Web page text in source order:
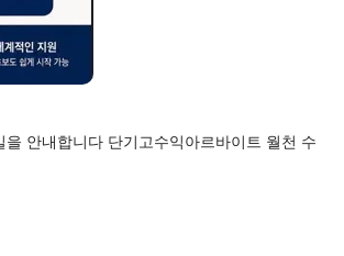
안내합니다 단기고수익아르바이트 월천 수